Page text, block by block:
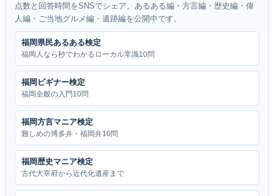
点数と回答時間をSNSでシェア。あるある編・方言編・歴史編・偉
人編・ご当地グルメ編・遺跡編を公開中です。
福岡県民あるある検定
福岡人なら秒でわかるローカル常識10問
福岡ビギナー検定
福岡全般の入門10問
福岡方言マニア検定
難しめの博多弁・福岡弁10問
福岡歴史マニア検定
古代大宰府から近代化遺産まで